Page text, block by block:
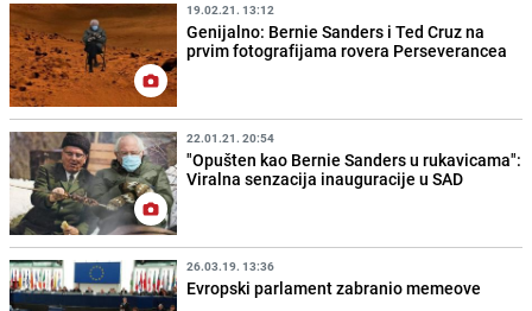
19.02.21. 13:12
Genijalno: Bernie Sanders i Ted Cruz na
prvim fotografijama rovera Perseverancea
22.01.21. 20:54
"Opušten kao Bernie Sanders u rukavicama":
Viralna senzacija inauguracije u SAD
26.03.19. 13:36
Evropski parlament zabranio memeove